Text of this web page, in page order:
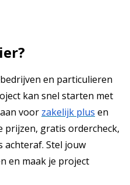
en particulieren
kan snel starten met
voor zakelijk plus en
prijzen, gratis ordercheck,
achteraf. Stel jouw
en maak je project